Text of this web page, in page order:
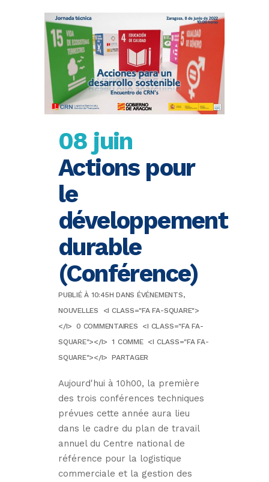
08 juin
Actions pour
le
développement
durable
(Conférence)
PUBLIÉ À 10:45H DANS ÉVÉNEMENTS,
NOUVELLES
<I CLASS="FA FA-SQUARE">
</I> 0 COMMENTAIRES
<I CLASS="FA FA-
SQUARE"></I> 1 COMME <I CLASS="FA FA-
SQUARE"></I> PARTAGER
Aujourd'hui à 10h00, la première
des trois conférences techniques
prévues cette année aura lieu
dans le cadre du plan de travail
annuel du Centre national de
référence pour la logistique
commerciale et la gestion des